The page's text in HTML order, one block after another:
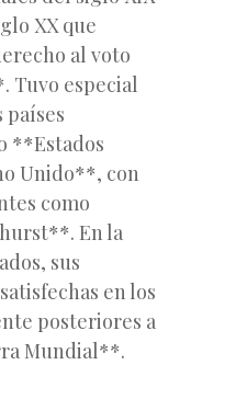
XX que
al voto
Tuvo especial
**Estados
Unido**, con
como
En la
sus
en los
posteriores a
Mundial**.